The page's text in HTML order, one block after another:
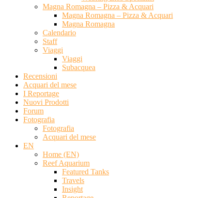
Magna Romagna – Pizza & Acquari
Magna Romagna – Pizza & Acquari
Magna Romagna
Calendario
Staff
Viaggi
Viaggi
Subacquea
Recensioni
Acquari del mese
I Reportage
Nuovi Prodotti
Forum
Fotografia
Fotografia
Acquari del mese
EN
Home (EN)
Reef Aquarium
Featured Tanks
Travels
Insight